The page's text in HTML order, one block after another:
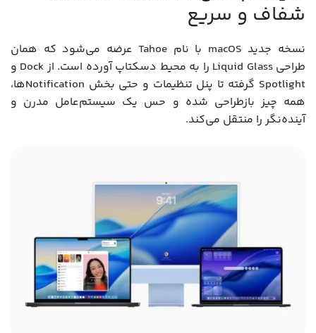
شفاف و سریع
نسخه جدید macOS با نام Tahoe عرضه می‌شود که همان
طراحی Liquid Glass را به محیط دسکتاپ آورده است. از Dock و
Spotlight گرفته تا پنل تنظیمات و حتی بخش Notificationها،
همه چیز بازطراحی شده و حس یک سیستم‌عامل مدرن و
آینده‌نگر را منتقل می‌کند.